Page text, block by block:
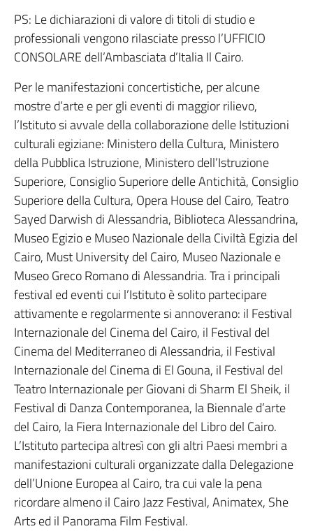
PS: Le dichiarazioni di valore di titoli di studio e
professionali vengono rilasciate presso l’UFFICIO
CONSOLARE dell’Ambasciata d’Italia Il Cairo.
Per le manifestazioni concertistiche, per alcune
mostre d’arte e per gli eventi di maggior rilievo,
l’Istituto si avvale della collaborazione delle Istituzioni
culturali egiziane: Ministero della Cultura, Ministero
della Pubblica Istruzione, Ministero dell’Istruzione
Superiore, Consiglio Superiore delle Antichità, Consiglio
Superiore della Cultura, Opera House del Cairo, Teatro
Sayed Darwish di Alessandria, Biblioteca Alessandrina,
Museo Egizio e Museo Nazionale della Civiltà Egizia del
Cairo, Must University del Cairo, Museo Nazionale e
Museo Greco Romano di Alessandria. Tra i principali
festival ed eventi cui l’Istituto è solito partecipare
attivamente e regolarmente si annoverano: il Festival
Internazionale del Cinema del Cairo, il Festival del
Cinema del Mediterraneo di Alessandria, il Festival
Internazionale del Cinema di El Gouna, il Festival del
Teatro Internazionale per Giovani di Sharm El Sheik, il
Festival di Danza Contemporanea, la Biennale d’arte
del Cairo, la Fiera Internazionale del Libro del Cairo.
L’Istituto partecipa altresì con gli altri Paesi membri a
manifestazioni culturali organizzate dalla Delegazione
dell’Unione Europea al Cairo, tra cui vale la pena
ricordare almeno il Cairo Jazz Festival, Animatex, She
Arts ed il Panorama Film Festival.